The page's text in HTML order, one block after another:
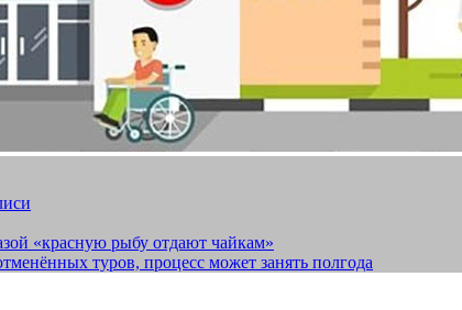
«красную рыбу отдают чайкам»
туров, процесс может занять полгода